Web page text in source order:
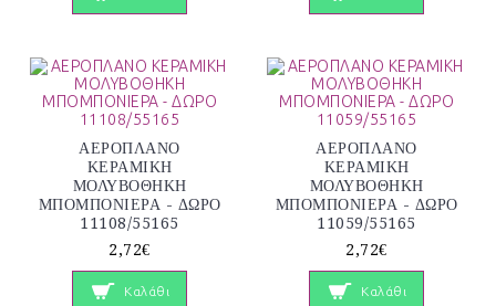
ΑΕΡΟΠΛΑΝΟ
ΚΕΡΑΜΙΚΗ
ΜΟΛΥΒΟΘΗΚΗ
ΜΠΟΜΠΟΝΙΕΡΑ - ΔΩΡΟ
11108/55165
2,72€
Καλάθι
ΑΕΡΟΠΛΑΝΟ
ΚΕΡΑΜΙΚΗ
ΜΟΛΥΒΟΘΗΚΗ
ΜΠΟΜΠΟΝΙΕΡΑ - ΔΩΡΟ
11059/55165
2,72€
Καλάθι